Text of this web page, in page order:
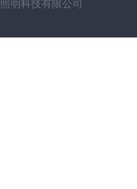
照明科技有限公司